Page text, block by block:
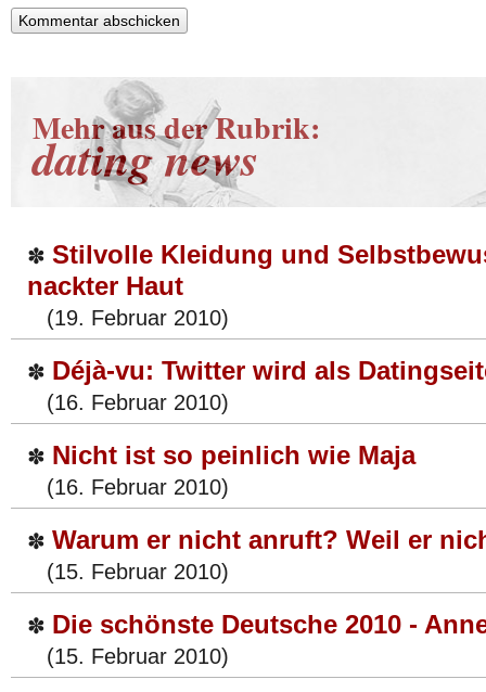
Mehr aus der Rubrik:
dating news
✽ Stilvolle Kleidung und
nackter Haut
(19. Februar 2010)
✽ Déjà-vu: Twitter wird als
(16. Februar 2010)
✽ Nicht ist so peinlich wie Maja
(16. Februar 2010)
✽ Warum er nicht anruft? Weil er
(15. Februar 2010)
✽ Die schönste Deutsche 2010 -
(15. Februar 2010)